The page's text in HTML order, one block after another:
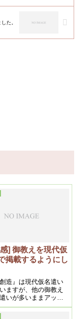
た。
] 御教えを現代仮
掲載するようにし
創造』は現代仮名遣い
ますが、他の御教え
いが多いままアップ
した。